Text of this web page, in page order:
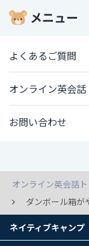
メニュー
よくあるご質問
オンライン英会
お問い合わせ
オンライン英会話
ダンボール箱が
ネイティブキャンプ